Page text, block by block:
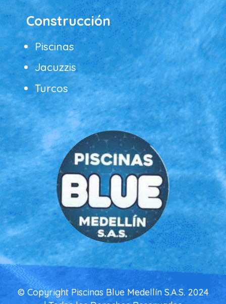
Construcción
Piscinas
Jacuzzis
Turcos
© Copyright Piscinas Blue Medellín S.A.S. 2024